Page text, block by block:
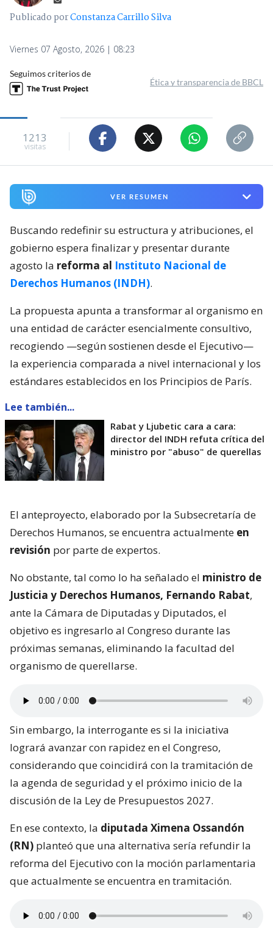
Publicado porConstanza Carrillo Silva
Viernes 07 Agosto, 2026 | 08:23
Seguimos criterios de
Ética y transparencia de BBCL
1213
visitas
VER RESUMEN
Buscando redefinir su estructura y atribuciones, el
gobierno espera finalizar y presentar durante
agosto la reforma al Instituto Nacional de
Derechos Humanos (INDH).
La propuesta apunta a transformar al organismo en
una entidad de carácter esencialmente consultivo,
recogiendo —según sostienen desde el Ejecutivo—
la experiencia comparada a nivel internacional y los
estándares establecidos en los Principios de París.
Lee también...
Rabat y Ljubetic cara a cara:
director del INDH refuta crítica del
ministro por "abuso" de querellas
El anteproyecto, elaborado por la Subsecretaría de
Derechos Humanos, se encuentra actualmente en
revisión por parte de expertos.
No obstante, tal como lo ha señalado el ministro de
Justicia y Derechos Humanos, Fernando Rabat,
ante la Cámara de Diputadas y Diputados, el
objetivo es ingresarlo al Congreso durante las
próximas semanas, eliminando la facultad del
organismo de querellarse.
Sin embargo, la interrogante es si la iniciativa
logrará avanzar con rapidez en el Congreso,
considerando que coincidirá con la tramitación de
la agenda de seguridad y el próximo inicio de la
discusión de la Ley de Presupuestos 2027.
En ese contexto, la diputada Ximena Ossandón
(RN) planteó que una alternativa sería refundir la
reforma del Ejecutivo con la moción parlamentaria
que actualmente se encuentra en tramitación.